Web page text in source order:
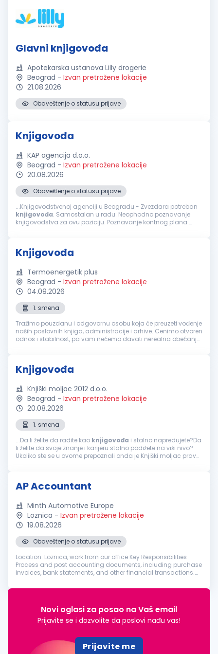
Glavni knjigovođa
Apotekarska ustanova Lilly drogerie
Beograd - Izvan pretražene lokacije
21.08.2026
Obaveštenje o statusu prijave
Knjigovođa
KAP agencija d.o.o.
Beograd - Izvan pretražene lokacije
20.08.2026
Obaveštenje o statusu prijave
...Knjigovodstvenoj agenciji u Beogradu - Zvezdara potreban
knjigovođa. Samostalan u radu. Neophodno poznavanje
knjigovodstva za ovu poziciju. Poznavanje kontnog plana.
Knjigovođa
Termoenergetik plus
Beograd - Izvan pretražene lokacije
04.09.2026
1. smena
Tražimo pouzdanu i odgovornu osobu koja će preuzeti vođenje
naših poslovnih knjiga, administracije i arhive. Cenimo otvoren
odnos i stabilnost, pa vam nećemo davati nerealna obećanja,
Knjigovođa
Knjiški moljac 2012 d.o.o.
Beograd - Izvan pretražene lokacije
20.08.2026
1. smena
...Da li želite da radite kao knjigovođa i stalno napredujete?Da
li želite da svoje znanje i karijeru stalno podižete na viši nivo?
Ukoliko ste se u ovome prepoznali onda je Knjiški moljac pravo
AP Accountant
Minth Automotive Europe
Loznica - Izvan pretražene lokacije
19.08.2026
Obaveštenje o statusu prijave
Location: Loznica, work from our office Key Responsibilities
Process and post accounting documents, including purchase
invoices, bank statements, and other financial transactions.
accordanc...
Novi oglasi za posao na Vaš email
Prijavite se i dozvolite da poslovi nađu vas!
Prijavite me